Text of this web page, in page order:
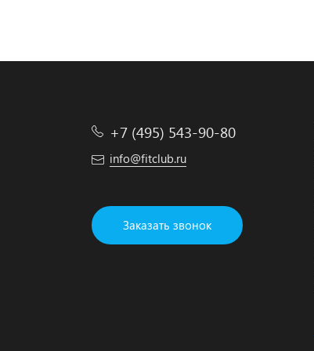
+7 (495) 543-90-80
info@fitclub.ru
Заказать звонок